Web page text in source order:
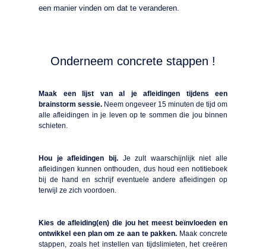
een manier vinden om dat te veranderen.
Onderneem concrete stappen !
Maak een lijst van al je afleidingen tijdens een
brainstorm sessie. Neem ongeveer 15 minuten de tijd om
alle afleidingen in je leven op te sommen die jou binnen
schieten.
Hou je afleidingen bij. Je zult waarschijnlijk niet alle
afleidingen kunnen onthouden, dus houd een notitieboek
bij de hand en schrijf eventuele andere afleidingen op
terwijl ze zich voordoen.
Kies de afleiding(en) die jou het meest beïnvloeden en
ontwikkel een plan om ze aan te pakken. Maak concrete
stappen, zoals het instellen van tijdslimieten, het creëren